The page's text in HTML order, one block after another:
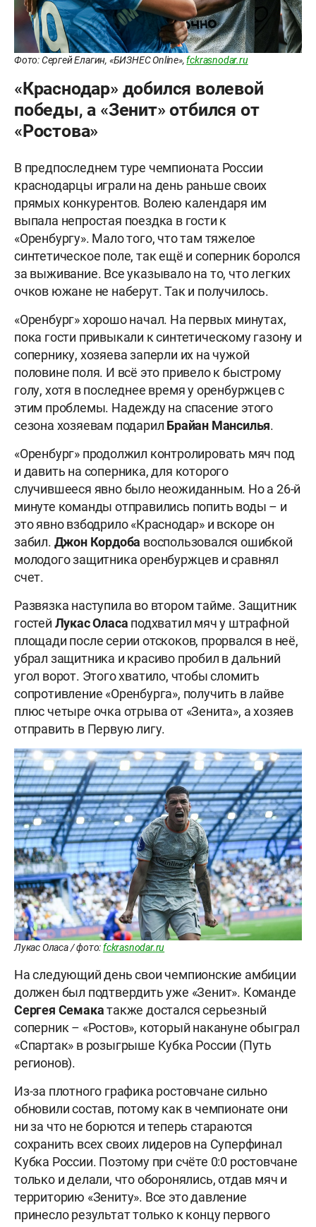
Фото: Сергей Елагин, «БИЗНЕС Online»,fckrasnodar.ru
«Краснодар» добился волевой
победы, а «Зенит» отбился от
«Ростова»
В предпоследнем туре чемпионата России
краснодарцы играли на день раньше своих
прямых конкурентов. Волею календаря им
выпала непростая поездка в гости к
«Оренбургу». Мало того, что там тяжелое
синтетическое поле, так ещё и соперник боролся
за выживание. Все указывало на то, что легких
очков южане не наберут. Так и получилось.
«Оренбург» хорошо начал. На первых минутах,
пока гости привыкали к синтетическому газону и
сопернику, хозяева заперли их на чужой
половине поля. И всё это привело к быстрому
голу, хотя в последнее время у оренбуржцев с
этим проблемы. Надежду на спасение этого
сезона хозяевам подарил Брайан Мансилья.
«Оренбург» продолжил контролировать мяч под
и давить на соперника, для которого
случившееся явно было неожиданным. Но а 26-й
минуте команды отправились попить воды – и
это явно взбодрило «Краснодар» и вскоре он
забил. Джон Кордоба воспользовался ошибкой
молодого защитника оренбуржцев и сравнял
счет.
Развязка наступила во втором тайме. Защитник
гостей Лукас Оласа подхватил мяч у штрафной
площади после серии отскоков, прорвался в неё,
убрал защитника и красиво пробил в дальний
угол ворот. Этого хватило, чтобы сломить
сопротивление «Оренбурга», получить в лайве
плюс четыре очка отрыва от «Зенита», а хозяев
отправить в Первую лигу.
Лукас Оласа / фото:fckrasnodar.ru
На следующий день свои чемпионские амбиции
должен был подтвердить уже «Зенит». Команде
Сергея Семакатакже достался серьезный
соперник – «Ростов», который накануне обыграл
«Спартак» в розыгрыше Кубка России (Путь
регионов).
Из-за плотного графика ростовчане сильно
обновили состав, потому как в чемпионате они
ни за что не борются и теперь стараются
сохранить всех своих лидеров на Суперфинал
Кубка России. Поэтому при счёте 0:0 ростовчане
только и делали, что оборонялись, отдав мяч и
территорию «Зениту». Все это давление
принесло результат только к концу первого